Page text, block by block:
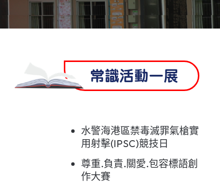
常識活動一展
水警海港區禁毒滅罪氣槍實
用射擊(IPSC)競技日
尊重.負責.關愛.包容標語創
作大賽